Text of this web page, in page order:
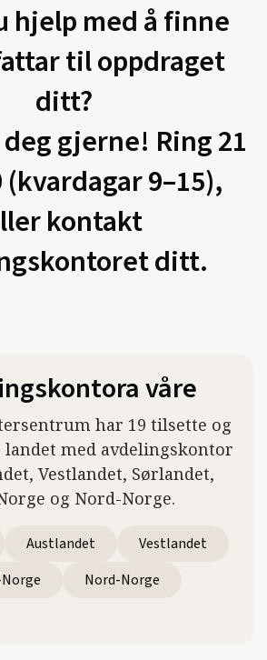
hjelp med å finne
til oppdraget
ditt?
gjerne! Ring 21
(kvardagar 9–15),
kontakt
ditt.
våre
har 19 tilsette og
med avdelingskontor
Vestlandet, Sørlandet,
og Nord-Norge.
Austlandet
Vestlandet
Nord-Norge